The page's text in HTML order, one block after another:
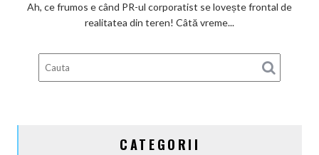
Truck
Ah, ce frumos e când PR-ul corporatist se lovește frontal de
realitatea din teren! Câtă vreme...
CATEGORII